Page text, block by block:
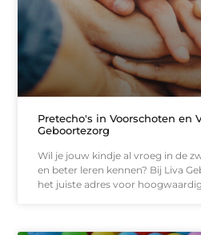
Pretecho's in Voorschoten en
Geboortezorg
Wil je jouw kindje al vroeg in de
en beter leren kennen? Bij Liva
het juiste adres voor